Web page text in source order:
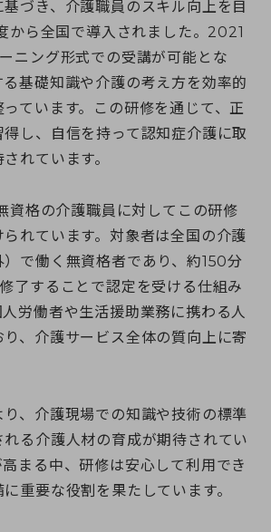
基づき、介護職員のスキル向上を目
から全国で導入されました。2021
ニング形式での受講が可能とな
る基礎知識や介護の考え方を効率的
ています。この研修を通じて、正
得し、自信を持って認知症介護に取
れています。
資格の介護職員に対してこの研修
れています。対象者は全国の介護
で働く無資格者であり、約150分
了することで認定を受ける仕組み
労働者や生活援助業務に携わる人
、介護サービス全体の質向上に寄
り、介護現場での知識や技術の標準
る介護人材の育成が期待されてい
まる中、研修は安心して利用でき
重要な役割を果たしています。